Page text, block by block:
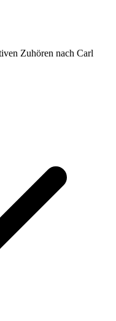
Zuhören nach Carl